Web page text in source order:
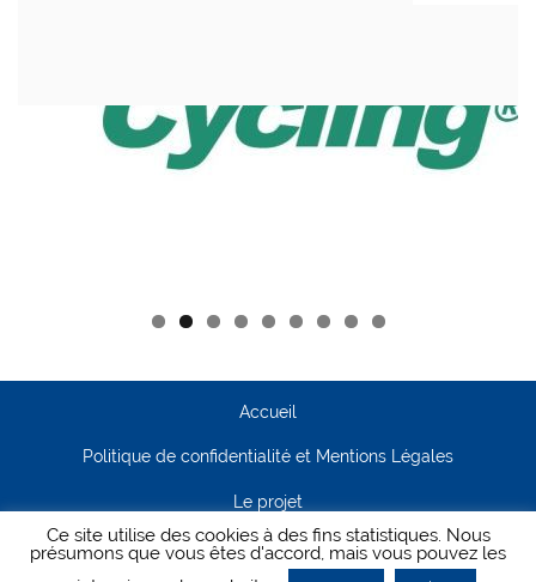
Accueil
Politique de confidentialité et Mentions Légales
Le projet
Contact
Ce site utilise des cookies à des fins statistiques. Nous
présumons que vous êtes d'accord, mais vous pouvez les